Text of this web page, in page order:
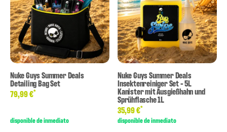
Nuke Guys Summer Deals
Detailing Bag Set
79,99 €*
disponible de inmediato
Nuke Guys Summer Deals
Insektenreiniger Set - 5L
Kanister mit Ausgießhahn und
Sprühflasche 1L
35,99 €*
disponible de inmediato